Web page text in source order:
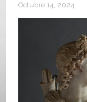
Octubre 14, 2024